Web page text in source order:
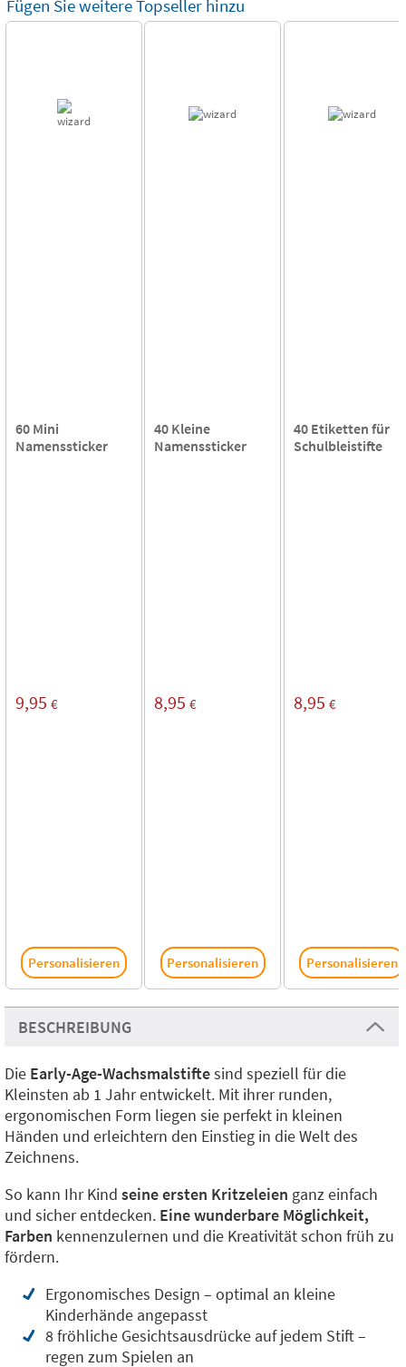
Fügen Sie weitere Topseller hinzu
60 Mini
Namenssticker
9,95 €
Personalisieren
40 Kleine
Namenssticker
8,95 €
Personalisieren
40 Etiketten für
Schulbleistifte
8,95 €
Personalisieren
BESCHREIBUNG
Die Early-Age-Wachsmalstiftesind speziell für die
Kleinsten ab 1 Jahr entwickelt. Mit ihrer runden,
ergonomischen Form liegen sie perfekt in kleinen
Händen und erleichtern den Einstieg in die Welt des
Zeichnens.
So kann Ihr Kind seine ersten Kritzeleien ganz einfach
und sicher entdecken. Eine wunderbare Möglichkeit,
Farben kennenzulernen und die Kreativität schon früh zu
fördern.
Ergonomisches Design – optimal an kleine
Kinderhände angepasst
8 fröhliche Gesichtsausdrücke auf jedem Stift –
regen zum Spielen an